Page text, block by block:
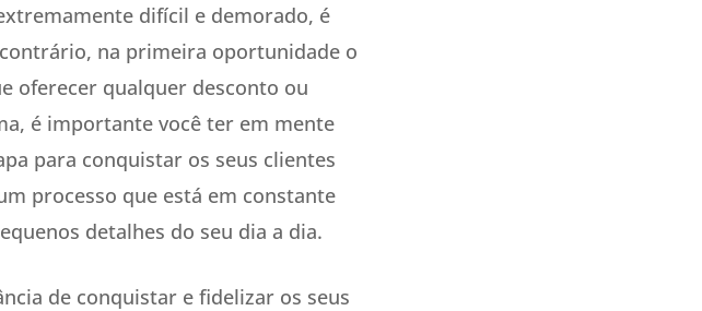
difícil e demorado, é
na primeira oportunidade o
oferecer qualquer desconto ou
é importante você ter em mente
para conquistar os seus clientes
processo que está em constante
detalhes do seu dia a dia.
de conquistar e fidelizar os seus